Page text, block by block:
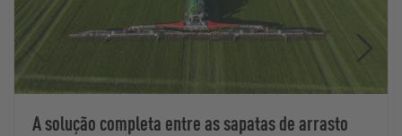
A solução completa entre as sapatas de arrasto